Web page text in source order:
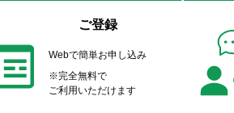
ご登録
Webで簡単お申し込み
※完全無料で
ご利用いただけます